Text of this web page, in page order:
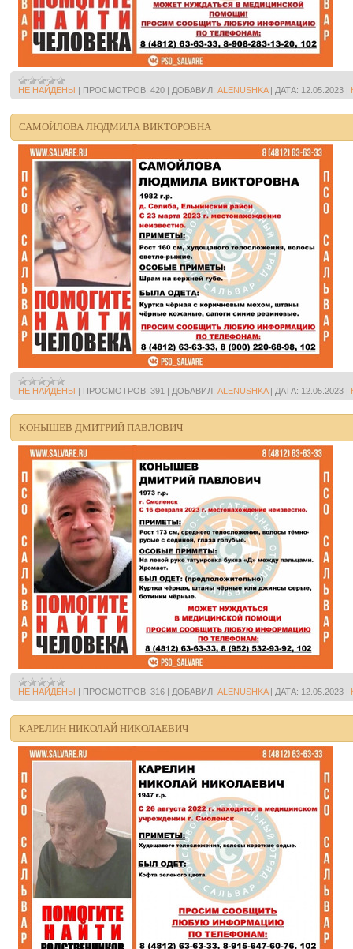
НЕ НАЙДЕНЫ | ПРОСМОТРОВ: 420 | ДОБАВИЛ: ALENUSHKA| ДАТА: 12.05.2023 |
САМОЙЛОВА ЛЮДМИЛА ВИКТОРОВНА
НЕ НАЙДЕНЫ | ПРОСМОТРОВ: 391 | ДОБАВИЛ: ALENUSHKA| ДАТА: 12.05.2023 |
КОНЫШЕВ ДМИТРИЙ ПАВЛОВИЧ
НЕ НАЙДЕНЫ | ПРОСМОТРОВ: 316 | ДОБАВИЛ: ALENUSHKA| ДАТА: 12.05.2023 |
КАРЕЛИН НИКОЛАЙ НИКОЛАЕВИЧ